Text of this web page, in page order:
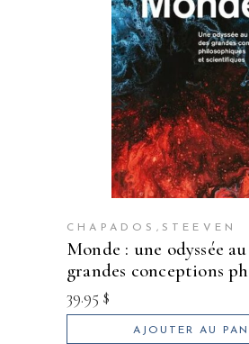
CHAPADOS,STEEVEN
monde : une odyssée au coeur des
grandes conceptions
39.95 $
AJOUTER AU